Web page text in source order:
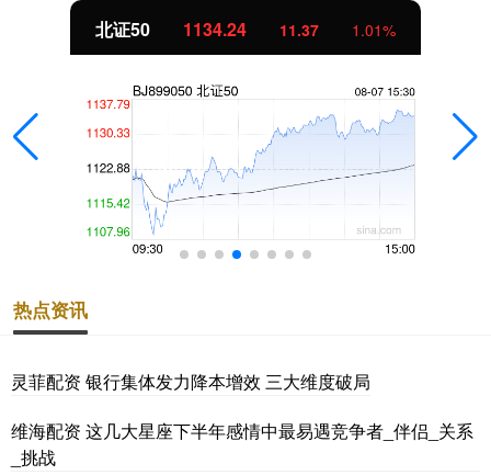
北证50 1134.24 11.37 1.01%
热点资讯
灵菲配资 银行集体发力降本增效 三大维度破局
维海配资 这几大星座下半年感情中最易遇竞争者_伴侣_关系
_挑战